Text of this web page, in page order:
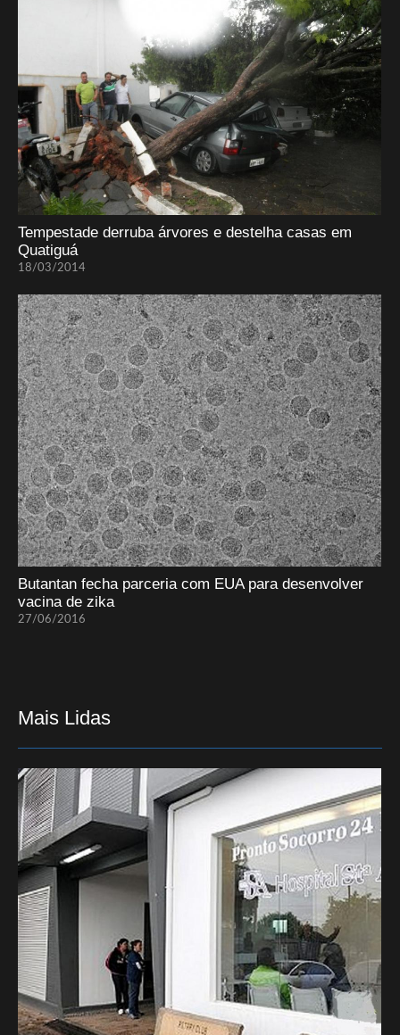
Tempestade derruba árvores e destelha casas em
Quatiguá
18/03/2014
Butantan fecha parceria com EUA para desenvolver
vacina de zika
27/06/2016
Mais Lidas